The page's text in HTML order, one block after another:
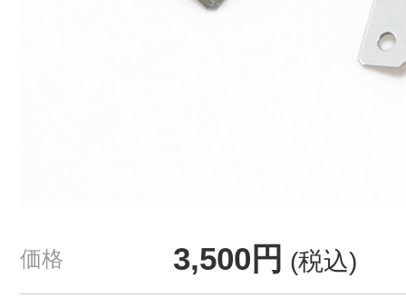
価格 3,500円 (税込)